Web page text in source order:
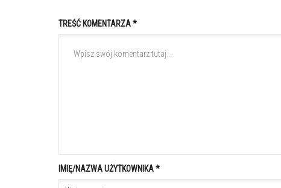
TREŚĆ KOMENTARZA *
IMIĘ/NAZWA UŻYTKOWNIKA *